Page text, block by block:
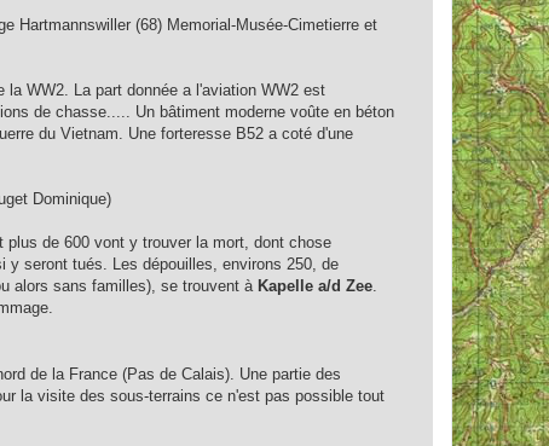
Hartmannswiller (68) Memorial-Musée-Cimetierre et
WW2. La part donnée a l'aviation WW2 est
de chasse..... Un bâtiment moderne voûte en béton
du Vietnam. Une forteresse B52 a coté d'une
Dominique)
de 600 vont y trouver la mort, dont chose
y seront tués. Les dépouilles, environs 250, de
alors sans familles), se trouvent à Kapelle a/d Zee.
de la France (Pas de Calais). Une partie des
la visite des sous-terrains ce n'est pas possible tout